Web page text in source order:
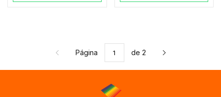
Página de 2